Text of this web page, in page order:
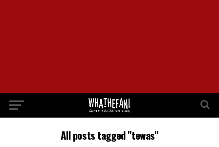
All posts tagged "tewas"